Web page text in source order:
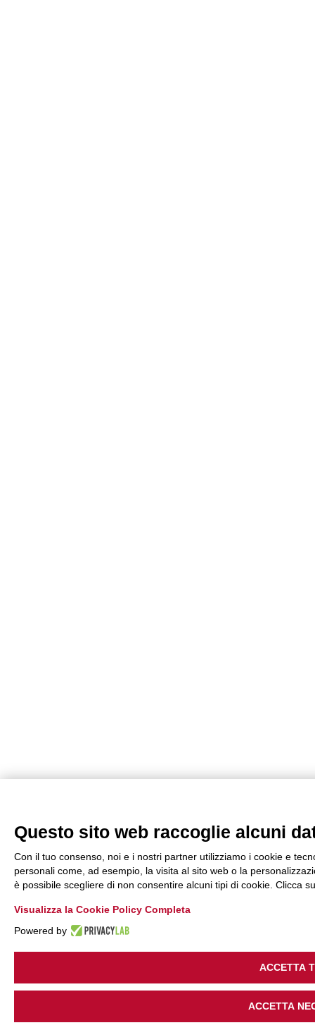
Questo sito web raccoglie alcuni
Con il tuo consenso, noi e i nostri partner utilizziamo i cookie e
personali come, ad esempio, la visita al sito web o la
è possibile scegliere di non consentire alcuni tipi di cookie. Clicca
Visualizza la Cookie Policy Completa
Powered by
ACCETTA
ACCETTA